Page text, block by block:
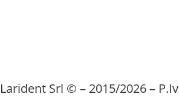
Larident Srl © – 2015/2026 –